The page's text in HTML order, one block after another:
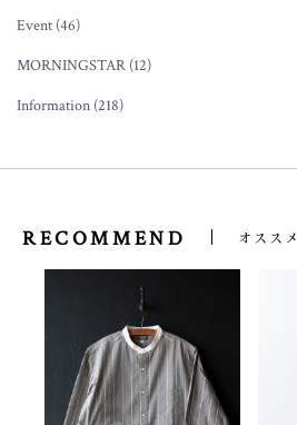
Event (46)
MORNINGSTAR (12)
Information (218)
RECOMMEND オススメ